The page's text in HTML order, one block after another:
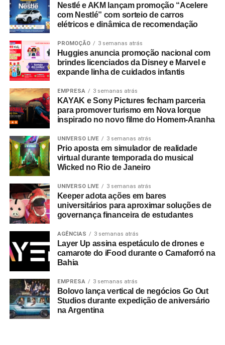
Nestlé e AKM lançam promoção “Acelere
com Nestlé” com sorteio de carros
elétricos e dinâmica de recomendação
PROMOÇÃO 3 semanas atrás
Huggies anuncia promoção nacional com
brindes licenciados da Disney e Marvel e
expande linha de cuidados infantis
EMPRESA 3 semanas atrás
KAYAK e Sony Pictures fecham parceria
para promover turismo em Nova Iorque
inspirado no novo filme do Homem-Aranha
UNIVERSO LIVE 3 semanas atrás
Prio aposta em simulador de realidade
virtual durante temporada do musical
Wicked no Rio de Janeiro
UNIVERSO LIVE 3 semanas atrás
Keeper adota ações em bares
universitários para aproximar soluções de
governança financeira de estudantes
AGÊNCIAS 3 semanas atrás
Layer Up assina espetáculo de drones e
camarote do iFood durante o Camaforró na
Bahia
EMPRESA 3 semanas atrás
Bolovo lança vertical de negócios Go Out
Studios durante expedição de aniversário
na Argentina